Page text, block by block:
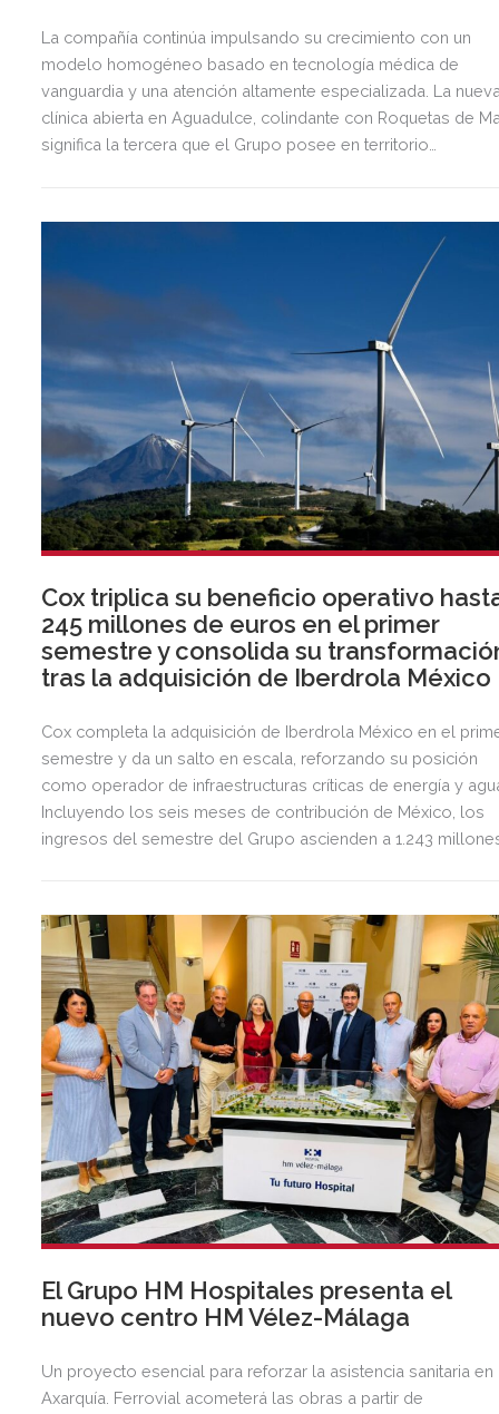
La compañía continúa impulsando su crecimiento con un
modelo homogéneo basado en tecnología médica de
vanguardia y una atención altamente especializada. La
clínica abierta en Aguadulce, colindante con Roquetas de
significa la tercera que el Grupo posee en territorio
Cox triplica su beneficio operativo
245 millones de euros en el primer
semestre y consolida su
tras la adquisición de Iberdrola México
Cox completa la adquisición de Iberdrola México en el
semestre y da un salto en escala, reforzando su posición
como operador de infraestructuras críticas de energía y
Incluyendo los seis meses de contribución de México, los
ingresos del semestre del Grupo ascienden a 1.243
El Grupo HM Hospitales presenta el
nuevo centro HM Vélez-Málaga
Un proyecto esencial para reforzar la asistencia sanitaria en
Axarquía. Ferrovial acometerá las obras a partir de